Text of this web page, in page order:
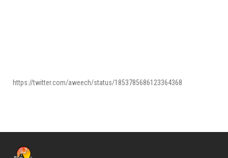
https://twitter.com/aweech/status/1853785686123364368